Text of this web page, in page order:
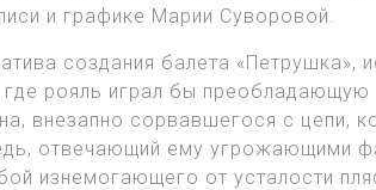
и графике Марии Суворовой.
создания балета «Петрушка»,
рояль играл бы преобладающую
внезапно сорвавшегося с цепи,
отвечающий ему угрожающими
изнемогающего от усталости